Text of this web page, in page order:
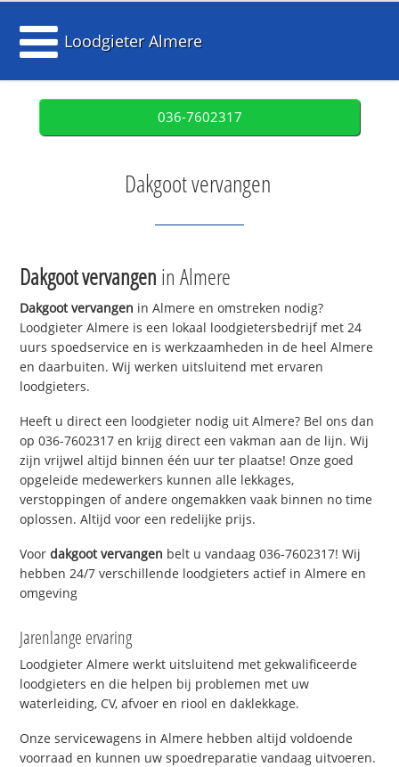
Loodgieter Almere
036-7602317
Dakgoot vervangen
Dakgoot vervangen in Almere
Dakgoot vervangen in Almere en omstreken nodig?
Loodgieter Almere is een lokaal loodgietersbedrijf met 24
uurs spoedservice en is werkzaamheden in de heel Almere
en daarbuiten. Wij werken uitsluitend met ervaren
loodgieters.
Heeft u direct een loodgieter nodig uit Almere? Bel ons dan
op 036-7602317 en krijg direct een vakman aan de lijn. Wij
zijn vrijwel altijd binnen één uur ter plaatse! Onze goed
opgeleide medewerkers kunnen alle lekkages,
verstoppingen of andere ongemakken vaak binnen no time
oplossen. Altijd voor een redelijke prijs.
Voordakgoot vervangen belt u vandaag 036-7602317! Wij
hebben 24/7 verschillende loodgieters actief in Almere en
omgeving
Jarenlange ervaring
Loodgieter Almere werkt uitsluitend met gekwalificeerde
loodgieters en die helpen bij problemen met uw
waterleiding, CV, afvoer en riool en daklekkage.
Onze servicewagens in Almere hebben altijd voldoende
voorraad en kunnen uw spoedreparatie vandaag uitvoeren.